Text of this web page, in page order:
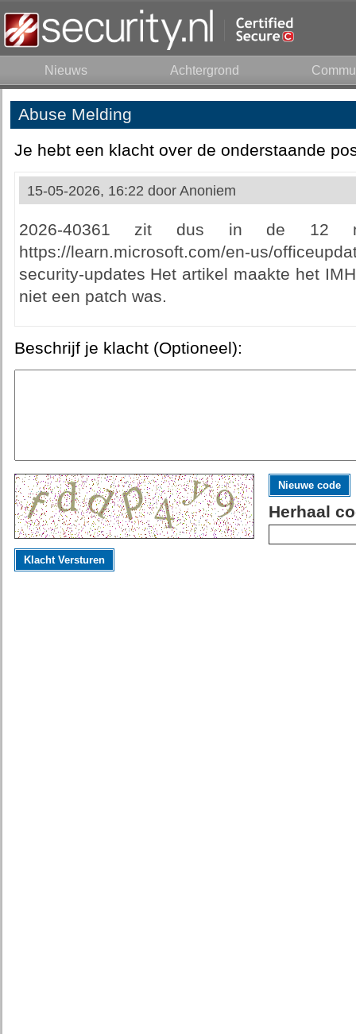
Nieuws Achtergrond
Abuse Melding
Je hebt een klacht over de onderstaande
15-05-2026, 16:22 door Anoniem
2026-40361 zit dus in de 12
https://learn.microsoft.com/en-us/
security-updates Het artikel maakte het
niet een patch was.
Beschrijf je klacht (Optioneel):
Nieuwe code
Herhaal
Klacht Versturen